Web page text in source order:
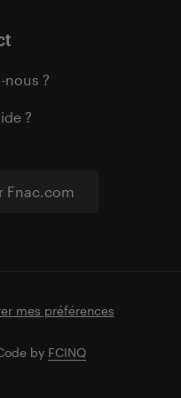
Fnac.com
nous ?
?
mes préférences
by FCINQ